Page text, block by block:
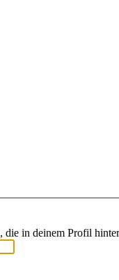
in deinem Profil